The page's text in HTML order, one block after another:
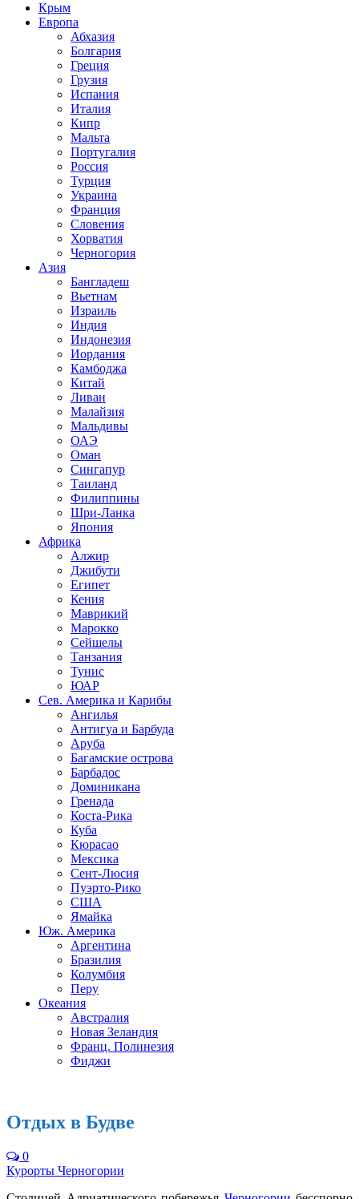
Крым
Европа
Абхазия
Болгария
Греция
Грузия
Испания
Италия
Кипр
Мальта
Португалия
Россия
Турция
Украина
Франция
Словения
Хорватия
Черногория
Азия
Бангладеш
Вьетнам
Израиль
Индия
Индонезия
Иордания
Камбоджа
Китай
Ливан
Малайзия
Мальдивы
ОАЭ
Оман
Сингапур
Таиланд
Филиппины
Шри-Ланка
Япония
Африка
Алжир
Джибути
Египет
Кения
Маврикий
Марокко
Сейшелы
Танзания
Тунис
ЮАР
Сев. Америка и Карибы
Ангилья
Антигуа и Барбуда
Аруба
Багамские острова
Барбадос
Доминикана
Гренада
Коста-Рика
Куба
Кюрасао
Мексика
Сент-Люсия
Пуэрто-Рико
США
Ямайка
Юж. Америка
Аргентина
Бразилия
Колумбия
Перу
Океания
Австралия
Новая Зеландия
Франц. Полинезия
Фиджи
Отдых в Будве
0
Курорты Черногории